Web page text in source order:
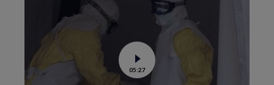
Voir
la
vidéo
05:27